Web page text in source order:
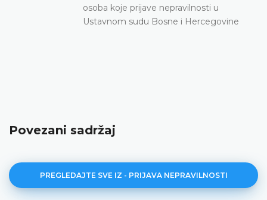
osoba koje prijave nepravilnosti u
Ustavnom sudu Bosne i Hercegovine
Povezani sadržaj
PREGLEDAJTE SVE IZ - PRIJAVA NEPRAVILNOSTI